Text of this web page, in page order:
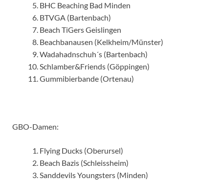
BHC Beaching Bad Minden
BTVGA (Bartenbach)
Beach TiGers Geislingen
Beachbanausen (Kelkheim/Münster)
Wadahadnschuh´s (Bartenbach)
Schlamber&Friends (Göppingen)
Gummibierbande (Ortenau)
GBO-Damen:
Flying Ducks (Oberursel)
Beach Bazis (Schleissheim)
Sanddevils Youngsters (Minden)